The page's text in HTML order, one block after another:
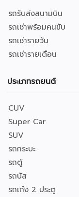
รถรับส่งสนามบิน
รถเช่าพร้อมคนขับ
รถเช่ารายวัน
รถเช่ารายเดือน
ประเภทรถยนต์
CUV
Super Car
SUV
รถกระบะ
รถตู้
รถบัส
รถเก๋ง 2 ประตู